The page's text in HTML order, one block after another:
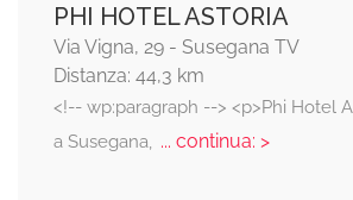
PHI HOTEL ASTORIA
Via Vigna, 29 - Susegana TV
Distanza: 44,3 km
<!-- wp:paragraph --> <p>Phi Hotel
a Susegana, ... continua: >